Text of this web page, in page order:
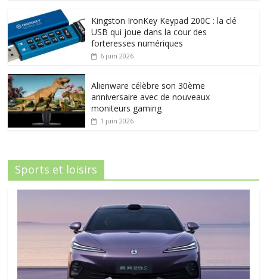
Kingston IronKey Keypad 200C : la clé
USB qui joue dans la cour des
forteresses numériques
6 juin 2026
Alienware célèbre son 30ème
anniversaire avec de nouveaux
moniteurs gaming
1 juin 2026
Sports et loisirs